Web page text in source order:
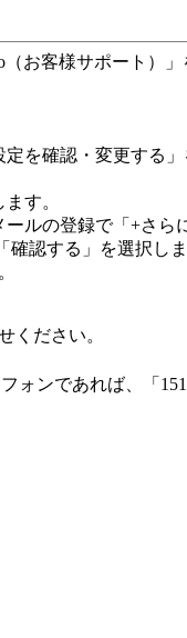
お客様サポート）」
を確認・変更する」
す。
ルの登録で「+さら
確認する」を選択しま
ください。
ンであれば、「